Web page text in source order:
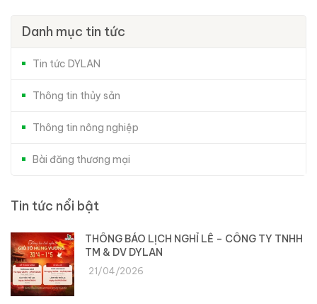
Danh mục tin tức
Tin tức DYLAN
Thông tin thủy sản
Thông tin nông nghiệp
Bài đăng thương mại
Tin tức nổi bật
THÔNG BÁO LỊCH NGHỈ LỄ – CÔNG TY TNHH
TM & DV DYLAN
21/04/2026